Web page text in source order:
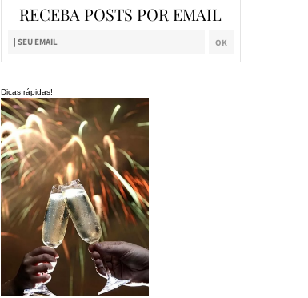
RECEBA POSTS POR EMAIL
Dicas rápidas!